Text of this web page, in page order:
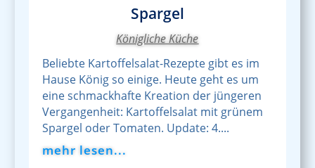
Spargel
Königliche Küche
Beliebte Kartoffelsalat-Rezepte gibt es im
Hause König so einige. Heute geht es um
eine schmackhafte Kreation der jüngeren
Vergangenheit: Kartoffelsalat mit grünem
Spargel oder Tomaten. Update: 4....
mehr lesen...